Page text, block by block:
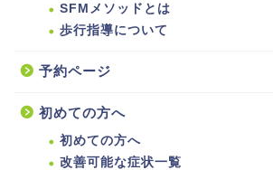
SFMメソッドとは
歩行指導について
予約ページ
初めての方へ
初めての方へ
改善可能な症状一覧